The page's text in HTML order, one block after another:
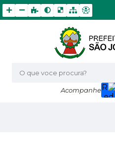
O que voce procura?
Acompanhe